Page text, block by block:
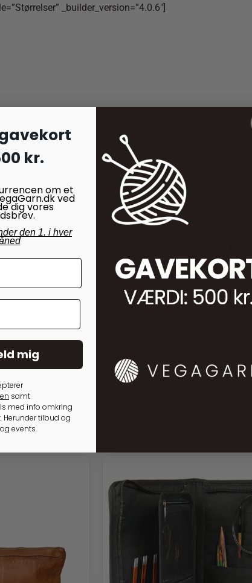
_builder_version=”4.0.6″]
background_size=”initial”
kr.
om et
ved
dig vores
den 1. i hver
mig
samt
med info omkring
tilbud og
events.